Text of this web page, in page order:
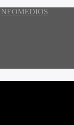
NEOMEDIOS